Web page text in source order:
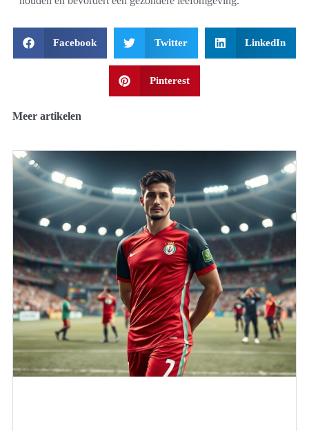
Facebook Twitter LinkedIn
Pinterest
Meer artikelen